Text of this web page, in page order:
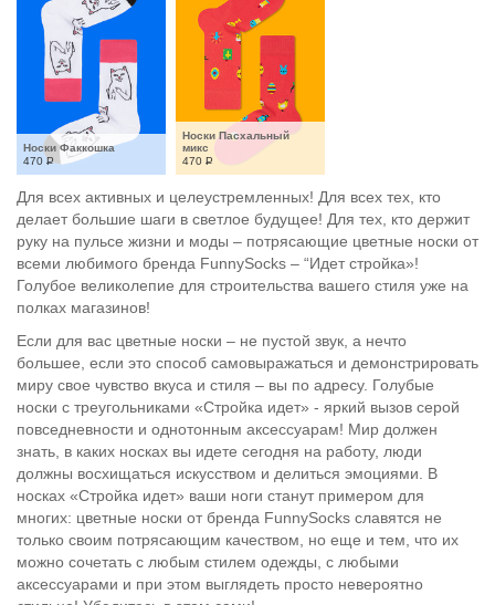
Носки Факкошка
470 Р
Носки Пасхальный
микс
470 Р
Для всех активных и целеустремленных! Для всех тех, кто
делает большие шаги в светлое будущее! Для тех, кто держит
руку на пульсе жизни и моды – потрясающие цветные носки от
всеми любимого бренда FunnySocks – “Идет стройка»!
Голубое великолепие для строительства вашего стиля уже на
полках магазинов!
Если для вас цветные носки – не пустой звук, а нечто
большее, если это способ самовыражаться и демонстрировать
миру свое чувство вкуса и стиля – вы по адресу. Голубые
носки с треугольниками «Стройка идет» - яркий вызов серой
повседневности и однотонным аксессуарам! Мир должен
знать, в каких носках вы идете сегодня на работу, люди
должны восхищаться искусством и делиться эмоциями. В
носках «Стройка идет» ваши ноги станут примером для
многих: цветные носки от бренда FunnySocks славятся не
только своим потрясающим качеством, но еще и тем, что их
можно сочетать с любым стилем одежды, с любыми
аксессуарами и при этом выглядеть просто невероятно